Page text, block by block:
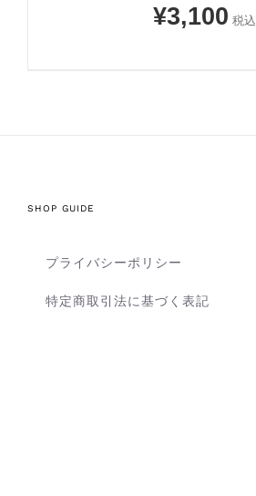
¥3,100 税込
SHOP GUIDE
プライバシーポリシー
特定商取引法に基づく表記